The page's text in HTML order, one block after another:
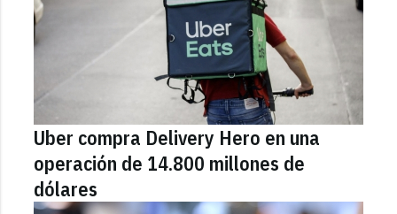
Uber compra Delivery Hero en una
operación de 14.800 millones de
dólares